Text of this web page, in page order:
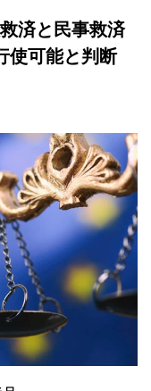
済と民事救済
使可能と判断